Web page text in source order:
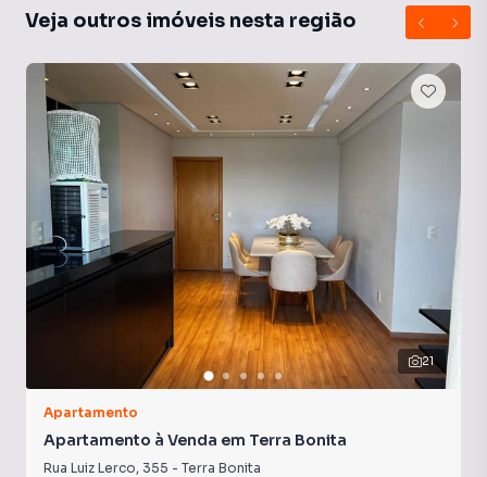
Veja outros imóveis nesta região
21
Apartamento
Apartamento à Venda em Terra Bonita
Rua Luiz Lerco, 355 - Terra Bonita